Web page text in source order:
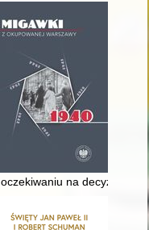
na odcinkuna decyzję